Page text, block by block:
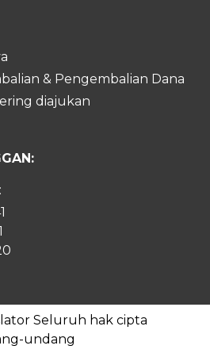
& Pengembalian Dana
diajukan
Seluruh hak cipta
undang